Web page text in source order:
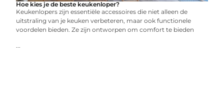
Hoe kies je de beste keukenloper?
Keukenlopers zijn essentiële accessoires die niet alleen de
uitstraling van je keuken verbeteren, maar ook functionele
voordelen bieden. Ze zijn ontworpen om comfort te bieden
...